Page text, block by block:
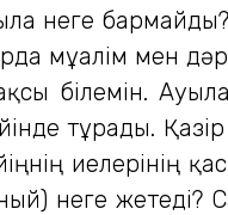
неге
мұғалім мен
білемін.
тұрады.
иелерінің
неге жетеді?